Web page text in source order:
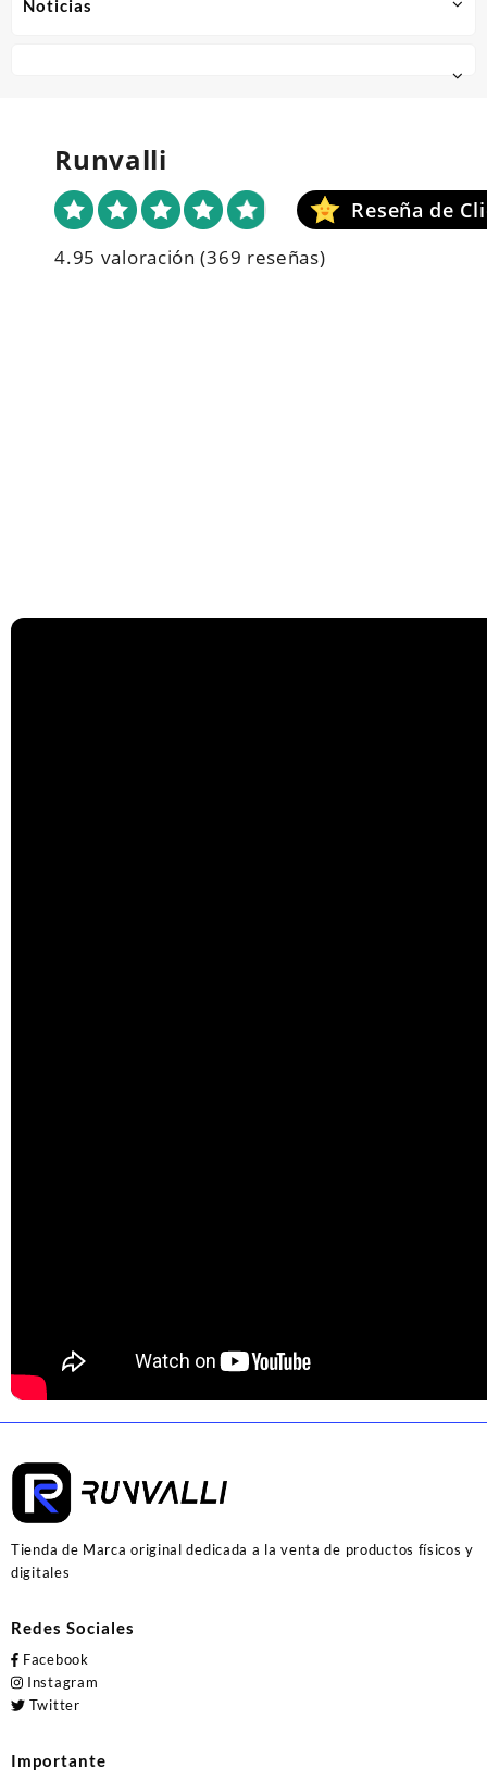
Noticias
Runvalli
4.95 valoración (369 reseñas)
Tienda de Marca original dedicada a la venta de productos físicos y
digitales
Redes Sociales
Facebook
Instagram
Twitter
Importante